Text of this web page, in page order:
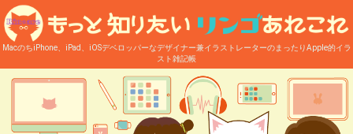
MacのちiPhone、iPad、iOSデベロッパーなデザイナー兼イラストレーターのまったりApple的イラ
スト雑記帳